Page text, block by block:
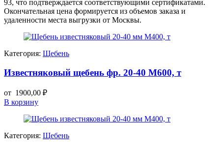
93, что подтверждается соответствующими сертификатами.
Окончательная цена формируется из объемов заказа и
удаленности места выгрузки от Москвы.
Категория: Щебень
Известняковый щебень фр. 20-40 М600, т
от 1900,00 ₽
В корзину
Категория: Щебень